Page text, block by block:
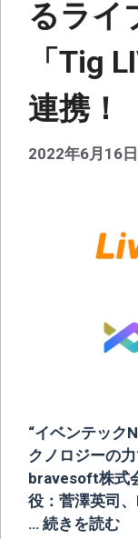
るライ
「Tig
連携！
2022年6月16日
“イベンテック
クノロジーの
bravesoft株式
役：菅澤英司
… 続きを読む